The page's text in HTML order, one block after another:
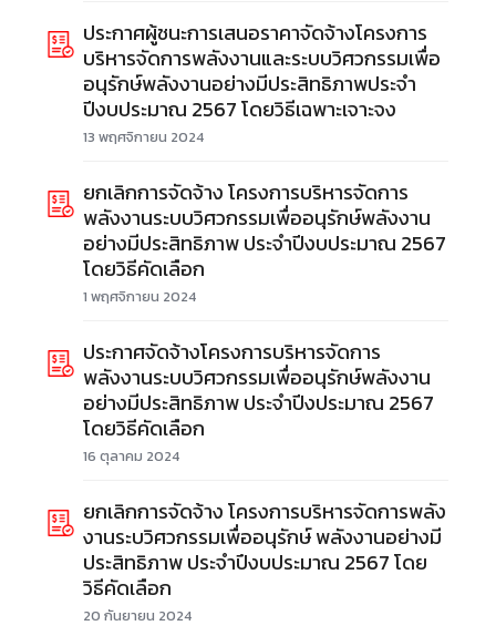
ประกาศผู้ชนะการเสนอราคาจัดจ้างโครงการ
บริหารจัดการพลังงานและระบบวิศวกรรมเพื่อ
อนุรักษ์พลังงานอย่างมีประสิทธิภาพประจำ
ปีงบประมาณ 2567 โดยวิธีเฉพาะเจาะจง
13 พฤศจิกายน 2024
ยกเลิกการจัดจ้าง โครงการบริหารจัดการ
พลังงานระบบวิศวกรรมเพื่ออนุรักษ์พลังงาน
อย่างมีประสิทธิภาพ ประจำปีงบประมาณ 2567
โดยวิธีคัดเลือก
1 พฤศจิกายน 2024
ประกาศจัดจ้างโครงการบริหารจัดการ
พลังงานระบบวิศวกรรมเพื่ออนุรักษ์พลังงาน
อย่างมีประสิทธิภาพ ประจำปีงประมาณ 2567
โดยวิธีคัดเลือก
16 ตุลาคม 2024
ยกเลิกการจัดจ้าง โครงการบริหารจัดการพลัง
งานระบวิศวกรรมเพื่ออนุรักษ์ พลังงานอย่างมี
ประสิทธิภาพ ประจำปึงบประมาณ 2567 โดย
วิธีคัดเลือก
20 กันยายน 2024